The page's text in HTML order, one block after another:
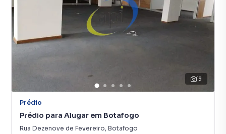
19
Prédio
Prédio para Alugar em Botafogo
Rua Dezenove de Fevereiro, Botafogo